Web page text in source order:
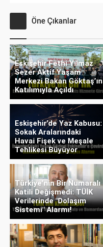
Öne Çıkanlar
Eskişehir Fethi Yılmaz
Sezer Aktif Yaşam
Merkezi Bakan Göktaş’ın
Katılımıyla Açıldı
Eskişehir’de Yaz Kabusu:
Sokak Aralarındaki
Havai Fişek ve Meşale
Tehlikesi Büyüyor
Türkiye’nin Bir Numaralı
Katili Değişmedi: TÜİK
Verilerinde "Dolaşım
Sistemi" Alarmı!